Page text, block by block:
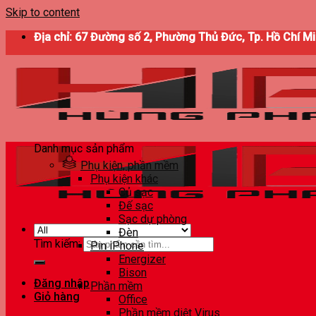
Skip to content
Địa chỉ: 67 Đường số 2, Phường Thủ Đức, Tp. Hồ Chí
Tìm kiếm:
Đăng nhập
Giỏ hàng
Danh mục sản phẩm
Phụ kiện, phần mềm
Phụ kiện khác
Củ sạc
Đế sạc
Sạc dự phòng
Đèn
Pin iPhone
Energizer
Bison
Phần mềm
Office
Phần mềm diệt Virus